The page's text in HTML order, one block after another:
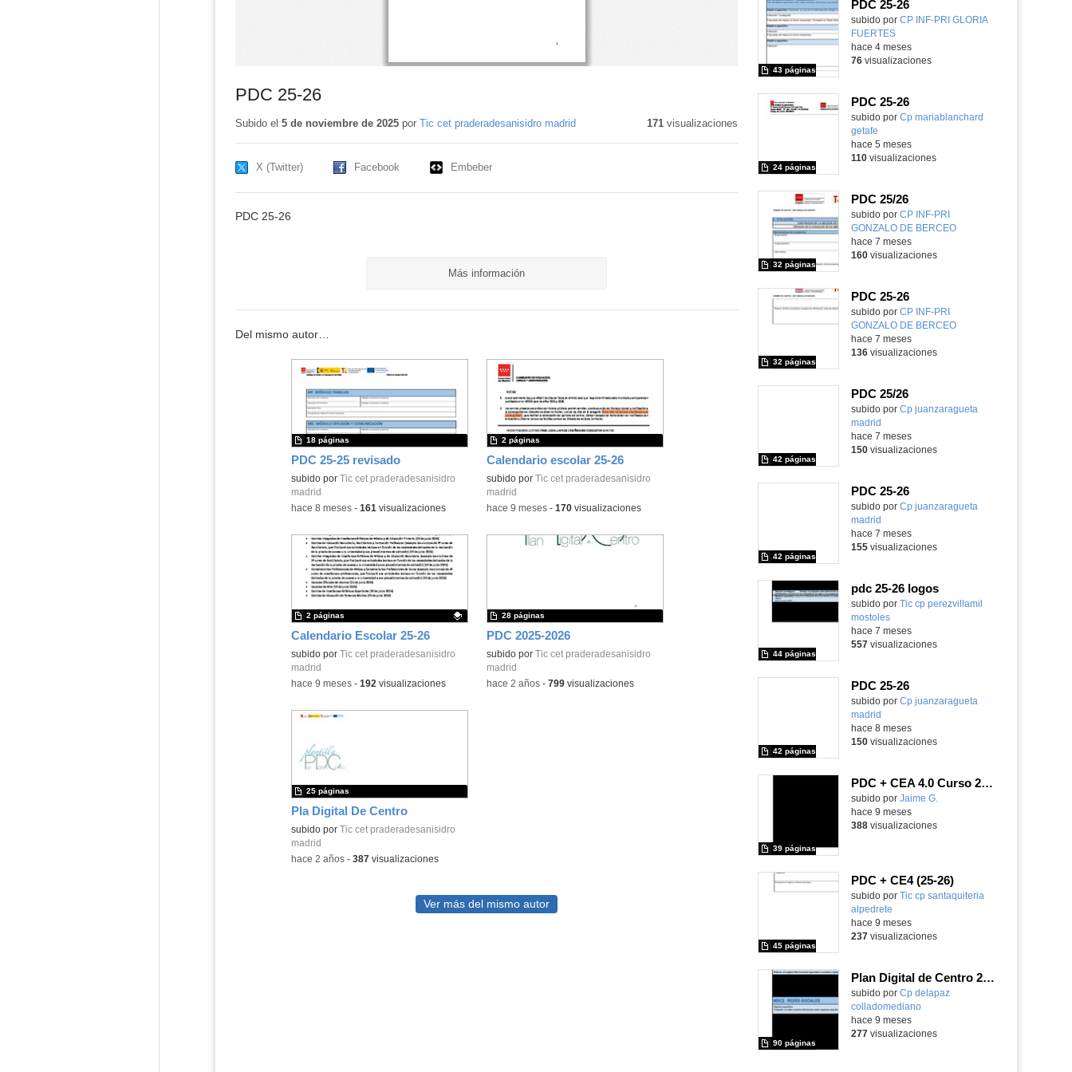
PDC 25-26
Subido el 5 de noviembre de 2025por Tic cet praderadesanisidro madrid 171visualizaciones
X (Twitter) Facebook Embeber
PDC 25-26
Más información
Del mismo autor…
PDC 25-25 revisado
subido por
Tic cet praderadesanisidro
madrid
18 páginas
-hace 8 meses- 161 visualizaciones
Calendario escolar 25-26
subido por
Tic cet praderadesanisidro
madrid
2 páginas
-hace 9 meses- 170visualizaciones
Calendario Escolar 25-26
Contenido educativo.
subido por
Tic cet praderadesanisidro
madrid
2 páginas
-hace 9 meses- 192 visualizaciones
PDC 2025-2026
subido por
Tic cet praderadesanisidro
madrid
28 páginas
-hace 2 años- 799visualizaciones
Pla Digital De Centro
subido por
Tic cet praderadesanisidro
madrid
25 páginas
-hace 2 años- 387visualizaciones
Ver más del mismo autor
PDC 25-26
subido por CP INF-PRI GLORIA
FUERTES
43 páginas
-
hace 4 meses
76visualizaciones
PDC 25-26
subido por Cp mariablanchard
getafe
24 páginas
hace 5 meses
110visualizaciones
PDC 25/26
subido por CP INF-PRI
GONZALO DE BERCEO
32 páginas
-
hace 7 meses
160visualizaciones
PDC 25-26
subido por CP INF-PRI
GONZALO DE BERCEO
32 páginas
-
hace 7 meses
136visualizaciones
PDC 25/26
subido por Cp juanzaragueta
madrid
42 páginas
hace 7 meses
150visualizaciones
PDC 25-26
subido por Cp juanzaragueta
madrid
42 páginas
hace 7 meses
155visualizaciones
pdc 25-26 logos
subido por Tic cp perezvillamil
mostoles
44 páginas
-
hace 7 meses
557visualizaciones
PDC 25-26
subido por Cp juanzaragueta
madrid
42 páginas
hace 8 meses
150visualizaciones
PDC + CEA 4.0 Curso 25-26 IES Clara Campaomor
subido por Jaime G.
39 páginas
hace 9 meses
388visualizaciones
PDC + CE4 (25-26)
subido por Tic cp santaquiteria
alpedrete
45 páginas
hace 9 meses
237visualizaciones
Plan Digital de Centro 25/26 (PDC)
subido por Cp delapaz
colladomediano
90 páginas
-
hace 9 meses
277visualizaciones